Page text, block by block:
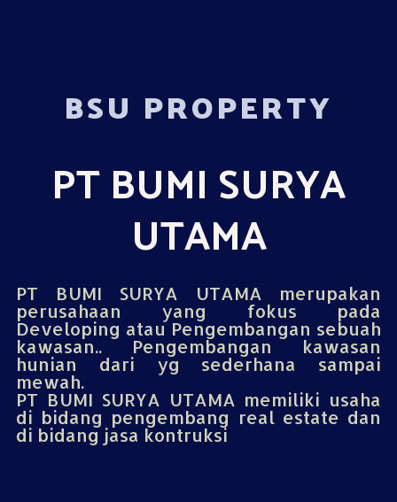
BSU PROPERTY
PT BUMI SURYA
UTAMA
PT BUMI SURYA UTAMA merupakan
perusahaan yang fokus pada
Developing atau Pengembangan sebuah
kawasan.. Pengembangan kawasan
hunian dari yg sederhana sampai
mewah.
PT BUMI SURYA UTAMA memiliki usaha
di bidang pengembang real estate dan
di bidang jasa kontruksi